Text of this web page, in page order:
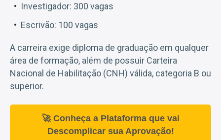
Investigador: 300 vagas
Escrivão: 100 vagas
A carreira exige diploma de graduação em qualquer
área de formação, além de possuir Carteira
Nacional de Habilitação (CNH) válida, categoria B ou
superior.
🚀 Conheça a Plataforma que vai
Descomplicar sua Aprovação!